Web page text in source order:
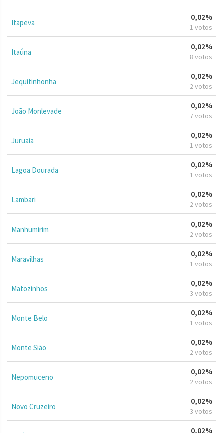
Itapeva
0,02%
1 votos
Itaúna
0,02%
8 votos
Jequitinhonha
0,02%
2 votos
João Monlevade
0,02%
7 votos
Juruaia
0,02%
1 votos
Lagoa Dourada
0,02%
1 votos
Lambari
0,02%
2 votos
Manhumirim
0,02%
2 votos
Maravilhas
0,02%
1 votos
Matozinhos
0,02%
3 votos
Monte Belo
0,02%
1 votos
Monte Sião
0,02%
2 votos
Nepomuceno
0,02%
2 votos
Novo Cruzeiro
0,02%
3 votos
0,02%